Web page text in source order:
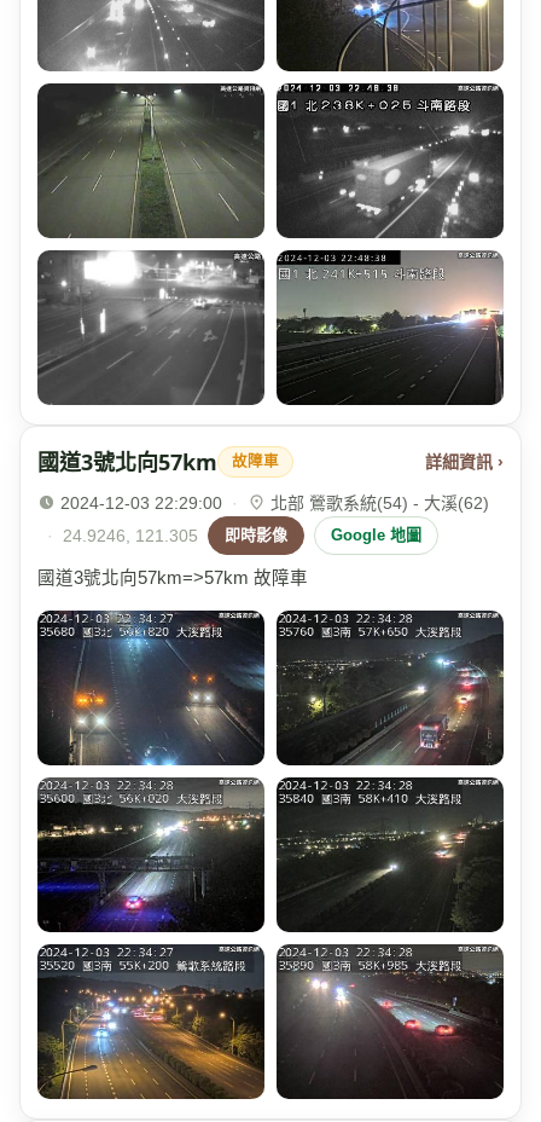
國道3號北向57km 故障車 詳細資訊 ›
2024-12-03 22:29:00 ·
北部 鶯歌系統(54) - 大溪(62)
·
24.9246, 121.305 即時影像 Google 地圖
國道3號北向57km=>57km 故障車